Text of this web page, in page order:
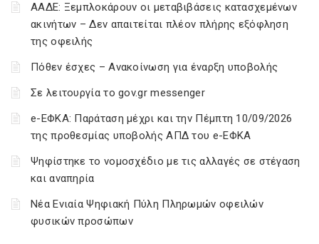
ΑΑΔΕ: Ξεμπλοκάρουν οι μεταβιβάσεις κατασχεμένων
ακινήτων – Δεν απαιτείται πλέον πλήρης εξόφληση
της οφειλής
Πόθεν έσχες – Ανακοίνωση για έναρξη υποβολής
Σε λειτουργία το gov.gr messenger
e-ΕΦΚΑ: Παράταση μέχρι και την Πέμπτη 10/09/2026
της προθεσμίας υποβολής ΑΠΔ του e-ΕΦΚΑ
Ψηφίστηκε το νομοσχέδιο με τις αλλαγές σε στέγαση
και αναπηρία
Νέα Ενιαία Ψηφιακή Πύλη Πληρωμών οφειλών
φυσικών προσώπων